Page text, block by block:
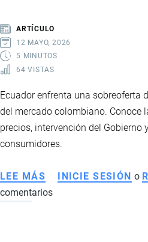
PRECIOS
Y
PAÍSES
ARTÍCULO
12 MAYO, 2026
5 MINUTOS
64 VISTAS
Ecuador enfrenta una sobreoferta
del mercado colombiano. Conoce
precios, intervención del Gobierno
consumidores.
LEE MÁS SOBRE
SOBREOFERTA
INICIE SESIÓN o
comentarios